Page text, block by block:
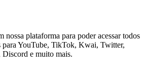
nossa plataforma para poder acessar todos
para YouTube, TikTok, Kwai, Twitter,
e muito mais.